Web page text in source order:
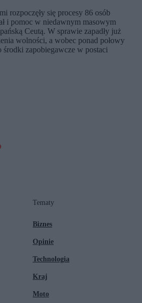
rozpoczęły się procesy 86 osób
i pomoc w niedawnym masowym
Ceutą. W sprawie zapadły już
wolności, a wobec ponad połowy
środki zapobiegawcze w postaci
Tematy
Biznes
Opinie
Technologia
Kraj
Moto